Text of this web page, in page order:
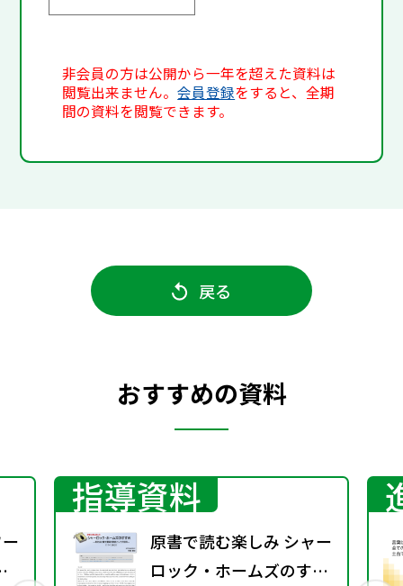
非会員の方は公開から一年を超えた資料は
閲覧出来ません。会員登録をすると、全期
間の資料を閲覧できます。
戻る
おすすめの資料
指導資料
原書で読む楽しみ シャー
ロック・ホームズのすす